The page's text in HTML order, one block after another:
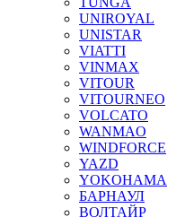
UNIROYAL
UNISTAR
VIATTI
VINMAX
VITOUR
VITOURNEO
VOLCATO
WANMAO
WINDFORCE
YAZD
YOKOHAMA
БАРНАУЛ
ВОЛТАЙР